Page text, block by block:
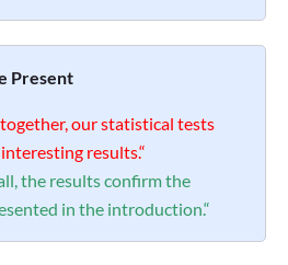
Present
together, our statistical tests
results.“
the results confirm the
in the introduction.“